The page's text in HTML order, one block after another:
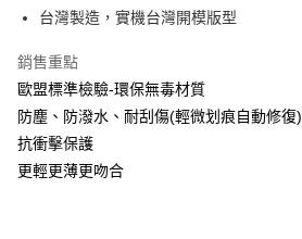
全盈+PAY
全家取貨付款
每筆NT$60，滿NT$390(含以上)免運費
7-11取貨付款
台灣製造，實機台灣開模版型
銷售重點
歐盟標準檢驗-環保無毒材質
防塵、防潑水、耐刮傷(輕微划痕自動修復)
抗衝擊保護
更輕更薄更吻合